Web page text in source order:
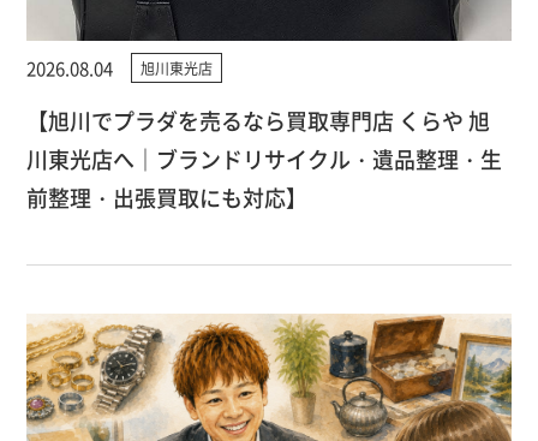
2026.08.04 旭川東光店
【旭川でプラダを売るなら買取専門店 くらや 旭
川東光店へ｜ブランドリサイクル・遺品整理・生
前整理・出張買取にも対応】